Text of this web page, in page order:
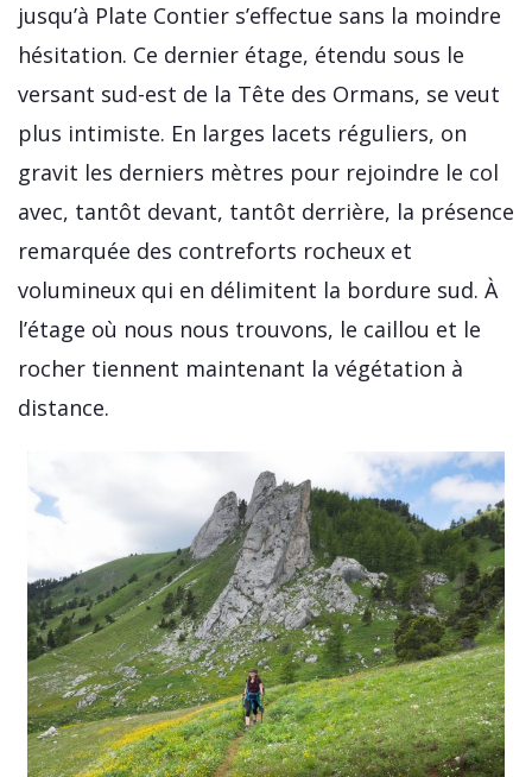
jusqu’à Plate Contier s’effectue sans la moindre
hésitation. Ce dernier étage, étendu sous le
versant sud-est de la Tête des Ormans, se veut
plus intimiste. En larges lacets réguliers, on
gravit les derniers mètres pour rejoindre le col
avec, tantôt devant, tantôt derrière, la présence
remarquée des contreforts rocheux et
volumineux qui en délimitent la bordure sud. À
l’étage où nous nous trouvons, le caillou et le
rocher tiennent maintenant la végétation à
distance.